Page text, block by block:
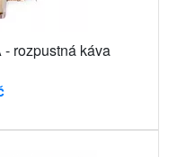
rozpustná káva